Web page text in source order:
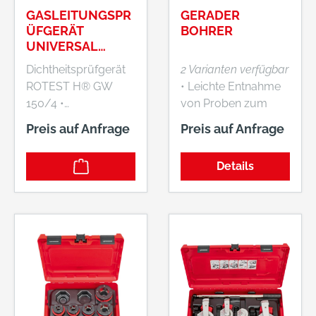
GASLEITUNGSPR
ÜFGERÄT
UNIVERSAL
ROTHENBERGER
Dichtheitsprüfgerät
ROTEST H® GW
150/4 •
für Wasser- und
Gasleitungen mit
dem Medium Luft •
Wassersäule mit
durchgehender
Skalierung bis 150
mbar •
Übersichtliche
Preis auf Anfrage
GERADER
BOHRER
2 Varianten verfügbar
• Leichte Entnahme
von Proben zum
geeigneten
Nachfolgewerkzeug
Papier etc.
verursachten
Verstopfungen
Preis auf Anfrage
Details